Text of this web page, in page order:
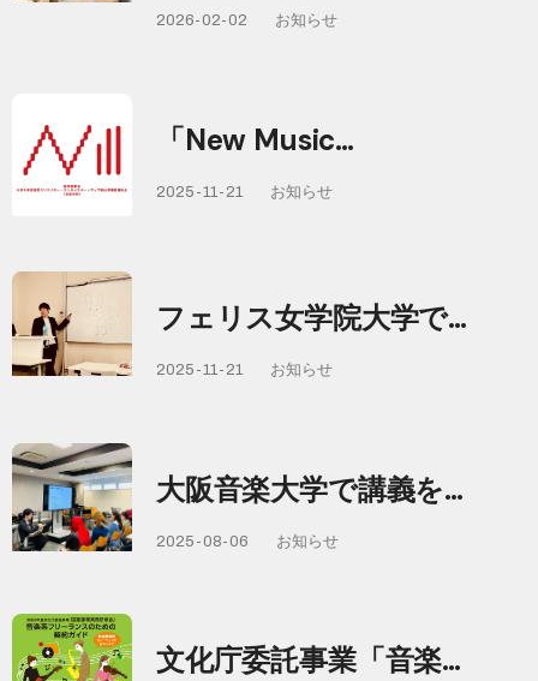
2026-02-02 お知らせ
「New Music…
2025-11-21 お知らせ
フェリス女学院大学で…
2025-11-21 お知らせ
大阪音楽大学で講義を…
2025-08-06 お知らせ
文化庁委託事業「音楽…